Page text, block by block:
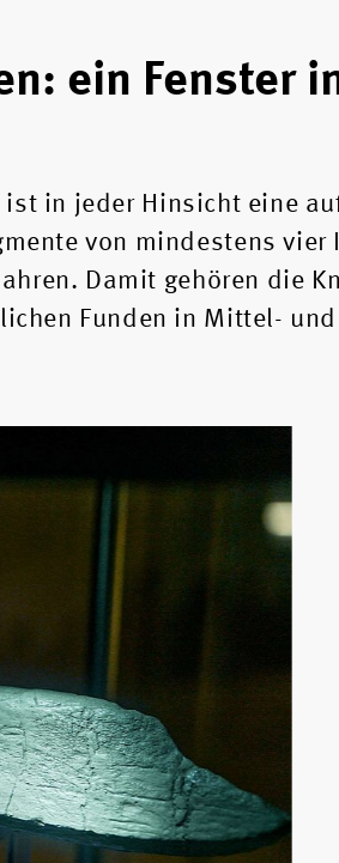
ein Fenster
in jeder Hinsicht eine
von mindestens vier
Damit gehören die
Funden in Mittel-